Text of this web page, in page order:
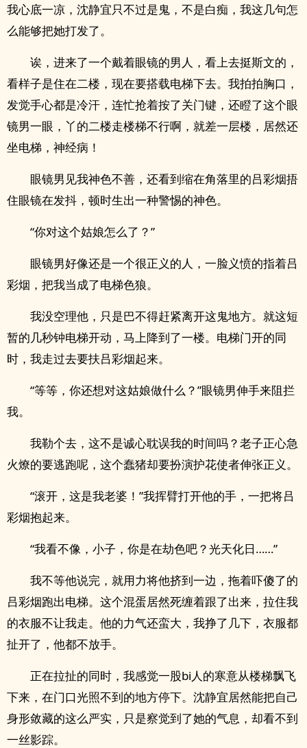
我心底一凉，沈静宜只不过是鬼，不是白痴，我这几句怎
么能够把她打发了。
诶，进来了一个戴着眼镜的男人，看上去挺斯文的，
看样子是住在二楼，现在要搭载电梯下去。我拍拍胸口，
发觉手心都是冷汗，连忙抢着按了关门键，还瞪了这个眼
镜男一眼，丫的二楼走楼梯不行啊，就差一层楼，居然还
坐电梯，神经病！
眼镜男见我神色不善，还看到缩在角落里的吕彩烟捂
住眼镜在发抖，顿时生出一种警惕的神色。
“你对这个姑娘怎么了？”
眼镜男好像还是一个很正义的人，一脸义愤的指着吕
彩烟，把我当成了电梯色狼。
我没空理他，只是巴不得赶紧离开这鬼地方。就这短
暂的几秒钟电梯开动，马上降到了一楼。电梯门开的同
时，我走过去要扶吕彩烟起来。
“等等，你还想对这姑娘做什么？”眼镜男伸手来阻拦
我。
我勒个去，这不是诚心耽误我的时间吗？老子正心急
火燎的要逃跑呢，这个蠢猪却要扮演护花使者伸张正义。
“滚开，这是我老婆！”我挥臂打开他的手，一把将吕
彩烟抱起来。
“我看不像，小子，你是在劫色吧？光天化日……”
我不等他说完，就用力将他挤到一边，拖着吓傻了的
吕彩烟跑出电梯。这个混蛋居然死缠着跟了出来，拉住我
的衣服不让我走。他的力气还蛮大，我挣了几下，衣服都
扯开了，他都不放手。
正在拉扯的同时，我感觉一股bi人的寒意从楼梯飘飞
下来，在门口光照不到的地方停下。沈静宜居然能把自己
身形敛藏的这么严实，只是察觉到了她的气息，却看不到
一丝影踪。